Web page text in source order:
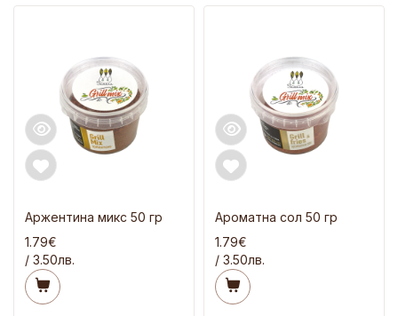
Аржентина микс 50 гр
1.79€
/ 3.50лв.
Ароматна сол 50 гр
1.79€
/ 3.50лв.